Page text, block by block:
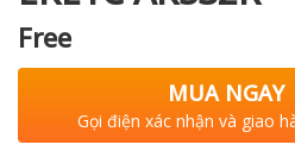
Free
MUA NGAY
Gọi điện xác nhận và giao